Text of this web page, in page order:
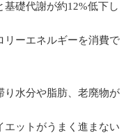
礎代謝が約12%低下し
リーエネルギーを消費で
り水分や脂肪、老廃物が
エットがうまく進まない